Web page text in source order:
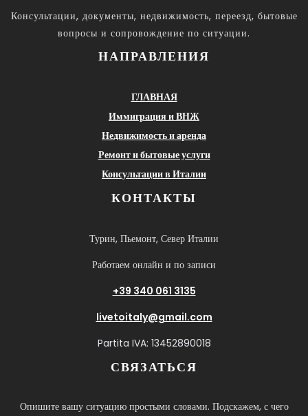
Консультации, документы, недвижимость, переезд, бытовые
вопросы и сопровождение по ситуации.
НАПРАВЛЕНИЯ
ГЛАВНАЯ
Иммиграция и ВНЖ
Недвижимость и аренда
Ремонт и бытовые услуги
Консультации в Италии
КОНТАКТЫ
Турин, Пьемонт, Север Италии
Работаем онлайн и по записи
+39 340 061 3135
livetoitaly@gmail.com
Partita IVA: 13452890018
СВЯЗАТЬСЯ
Опишите вашу ситуацию простыми словами. Подскажем, с чего